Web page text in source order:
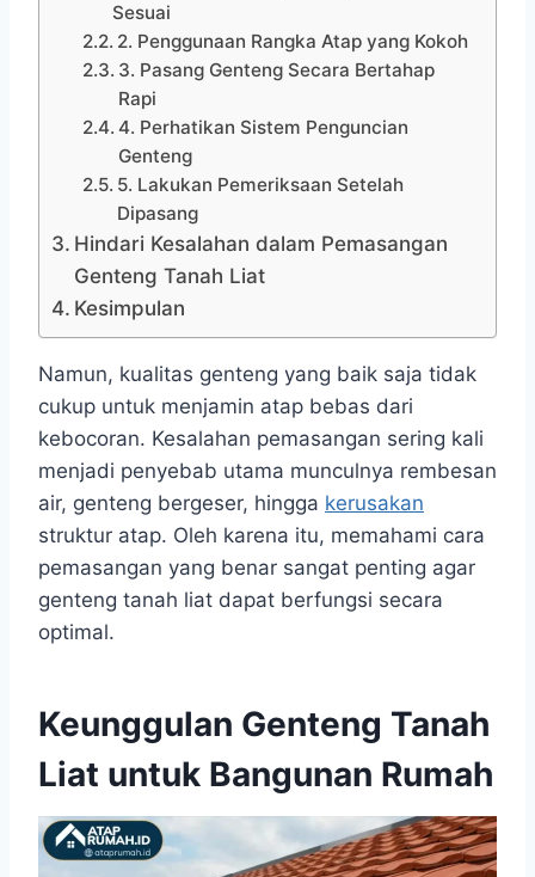
Sesuai
2. Penggunaan Rangka Atap yang Kokoh
3. Pasang Genteng Secara Bertahap
Rapi
4. Perhatikan Sistem Penguncian
Genteng
5. Lakukan Pemeriksaan Setelah
Dipasang
Hindari Kesalahan dalam Pemasangan
Genteng Tanah Liat
Kesimpulan
Namun, kualitas genteng yang baik saja tidak
cukup untuk menjamin atap bebas dari
kebocoran. Kesalahan pemasangan sering kali
menjadi penyebab utama munculnya rembesan
air, genteng bergeser, hingga kerusakan
struktur atap. Oleh karena itu, memahami cara
pemasangan yang benar sangat penting agar
genteng tanah liat dapat berfungsi secara
optimal.
Keunggulan Genteng Tanah
Liat untuk Bangunan Rumah